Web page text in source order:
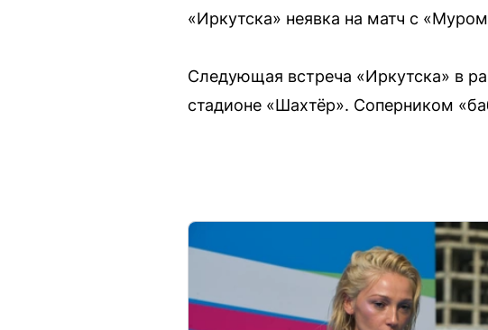
«Иркутска» неявка на матч с
Следующая встреча «Иркутска» в
стадионе «Шахтёр». Соперником